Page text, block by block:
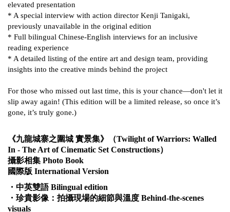
elevated presentation
* A special interview with action director Kenji Tanigaki,
previously unavailable in the original edition
* Full bilingual Chinese-English interviews for an inclusive
reading experience
* A detailed listing of the entire art and design team, providing
insights into the creative minds behind the project
For those who missed out last time, this is your chance—don't let it
slip away again! (This edition will be a limited release, so once it’s
gone, it’s truly gone.)
《九龍城寨之圍城 實景集》 （Twilight of Warriors: Walled
In - The Art of Cinematic Set Constructions）
攝影相集 Photo Book
國際版 International Version
・ 中英雙語Bilingual edition
・ 珍貴影像：拍攝現場的細節與溫度 Behind-the-scenes
visuals